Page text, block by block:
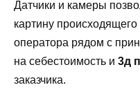
Датчики и камеры
картину происходящего
оператора рядом с
на себестоимость и 3д
заказчика.